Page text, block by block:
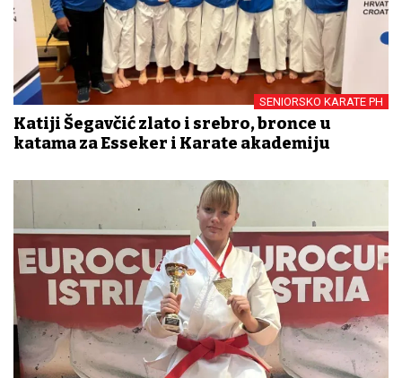
SENIORSKO KARATE PH
Katiji Šegavčić zlato i srebro, bronce u
katama za Esseker i Karate akademiju